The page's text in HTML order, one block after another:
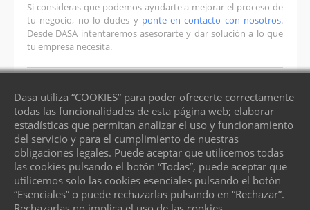
Si consideras que podemos ayudarte a mejorar el proceso de
tu negocio, no lo dudes y ponte en contacto con nosotros.
Desde DASA intentaremos asesorarte y dar solución a lo que
tu empresa necesita.
Dasa utiliza “COOKIES” para poder ofrecerte correctamente
todas las funcionalidades de esta página web; elaborar
estadísticas que permitan analizar el uso y funcionamiento
del servicio y para el cumplimiento de nuestras
obligaciones legales. Puede aceptar que utilicemos todas
las cookies pulsando el botón “Todas”, puede aceptar que
utilicemos solo las cookies esenciales pulsando el botón
“Esenciales” o puede rechazarlas pulsando en “Rechazar”.